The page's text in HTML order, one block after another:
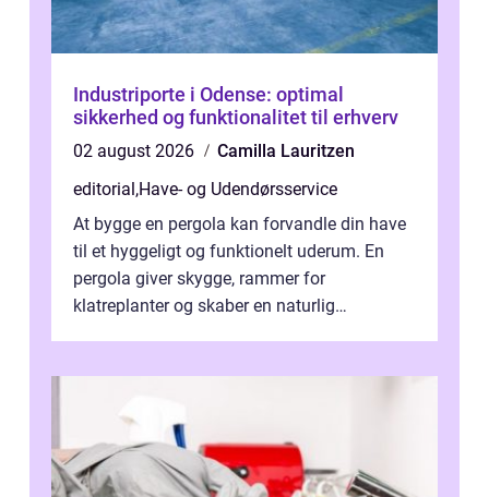
Industriporte i Odense: optimal
sikkerhed og funktionalitet til erhverv
02 august 2026
Camilla Lauritzen
editorial ,Have- og Udendørsservice
At bygge en pergola kan forvandle din have
til et hyggeligt og funktionelt uderum. En
pergola giver skygge, rammer for
klatreplanter og skaber en naturlig